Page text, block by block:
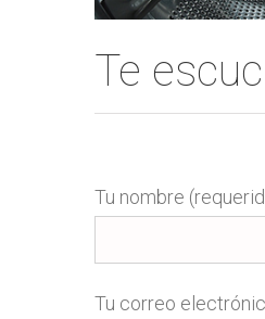
Te
Tu nombre
Tu correo